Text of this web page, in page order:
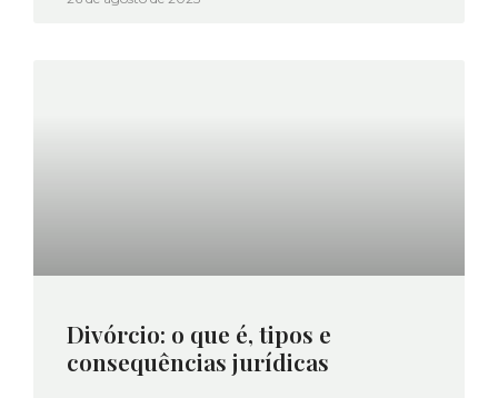
Divórcio: o que é, tipos e
consequências jurídicas